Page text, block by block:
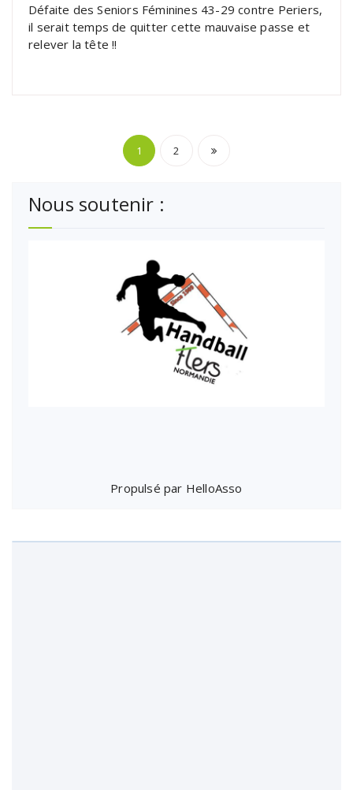
Défaite des Seniors Féminines 43-29 contre Periers,
il serait temps de quitter cette mauvaise passe et
relever la tête !!
Pagination
publications
1 2
Nous soutenir :
Propulsé par HelloAsso